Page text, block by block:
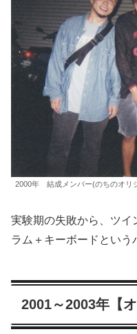
2000年 結成メンバー(のちのオリ
実験期の失敗から、ツイ
ラム＋キーボードという
2001～2003年【